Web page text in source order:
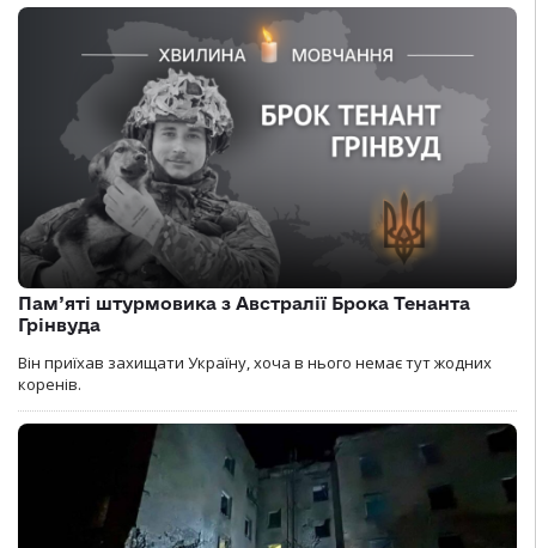
Пам’яті штурмовика з Австралії Брока Тенанта
Грінвуда
Він приїхав захищати Україну, хоча в нього немає тут жодних
коренів.